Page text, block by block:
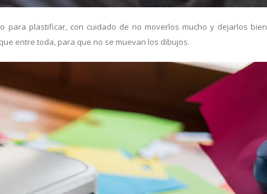
plastificar, con cuidado de no moverlos mucho y dejarlos bien
entre toda, para que no se muevan los dibujos.